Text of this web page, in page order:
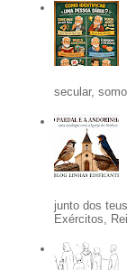
secular,
junto dos
Exércitos,